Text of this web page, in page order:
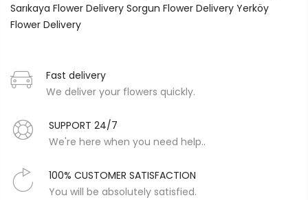
Sarıkaya Flower Delivery Sorgun Flower Delivery Yerköy
Flower Delivery
Fast delivery
We deliver your flowers quickly.
SUPPORT 24/7
We're here when you need help..
100% CUSTOMER SATISFACTION
You will be absolutely satisfied.